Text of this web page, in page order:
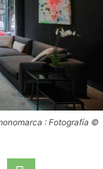
: Fotografía ©